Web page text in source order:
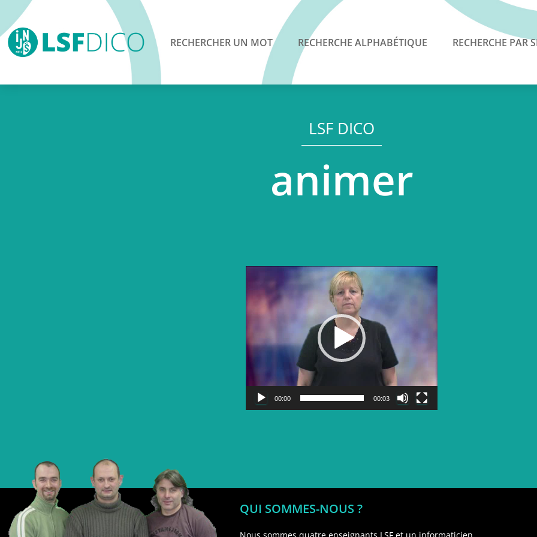
RECHERCHER UN MOT RECHERCHE ALPHABÉTIQUE RECHERCHE PAR
LSF DICO
animer
Lecteur
vidéo
00:00 00:03
QUI SOMMES-NOUS ?